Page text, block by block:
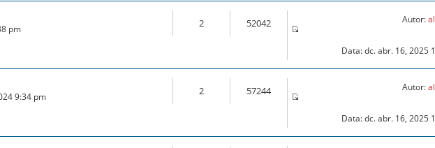
pm 2 52042 Autor:
Data: dc. abr. 16, 2025
9:34 pm 2 57244 Autor:
Data: dc. abr. 16, 2025